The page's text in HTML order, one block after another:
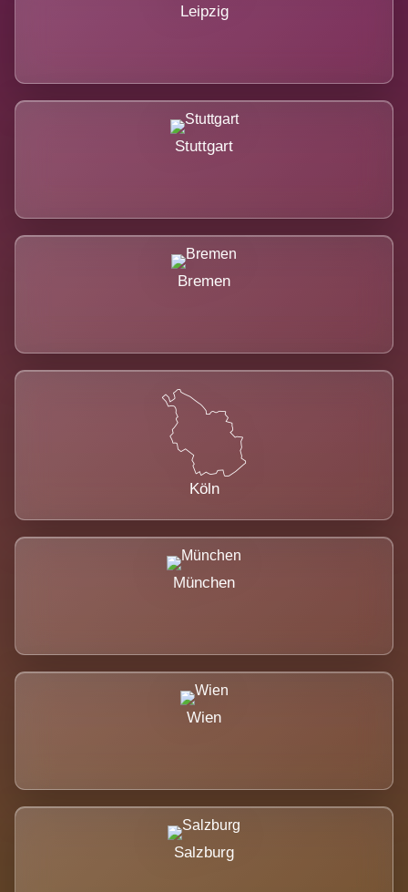
Leipzig
Stuttgart
Bremen
Köln
München
Wien
Salzburg